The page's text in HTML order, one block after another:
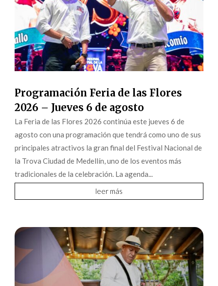
Programación Feria de las Flores
2026 – Jueves 6 de agosto
La Feria de las Flores 2026 continúa este jueves 6 de
agosto con una programación que tendrá como uno de sus
principales atractivos la gran final del Festival Nacional de
la Trova Ciudad de Medellín, uno de los eventos más
tradicionales de la celebración. La agenda...
leer más